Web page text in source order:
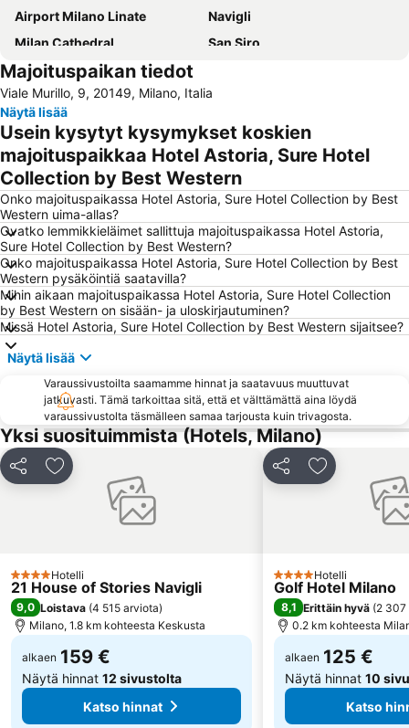
Airport Milano Linate
Navigli
Milan Cathedral
San Siro
Duomo Metro Station
Piazza del Duomo
Porta Venezia
San Siro Stadio Metro Station
Fiera Milano - Rho
Autodromo Nazionale Monza
Stadio Giuseppe Meazza
Milano Santa Giulia
Corso Buenos Aires
Cadorna – Triennale Metro Station
Stazione di Bergamo
Centro Storico
Museo del Duomo di Milano
Isola
Centro Direzionale di Milano
Assago Milanofiori Forum Metro Station
FieraMilano
Porta Garibaldi
Santa Maria delle Grazie
Garibaldi Metro Station
Porta Nuova
Porta Romana
Teatro alla Scala
Rogoredo
Parco Sempione
Naviglio Grande
Missori Metro Station
Brenta Metro Station
Corvetto Metro Station
Duomo di Como
Lotto - Fieramilanocity Metro Station
Milano Certosa
10 Corso Como
Majoituspaikan tiedot
Viale Murillo, 9, 20149, Milano, Italia
Näytä lisää
Usein kysytyt kysymykset koskien
majoituspaikkaa Hotel Astoria, Sure Hotel
Collection by Best Western
Onko majoituspaikassa Hotel Astoria, Sure Hotel Collection by Best
Western uima-allas?
Ovatko lemmikkieläimet sallittuja majoituspaikassa Hotel Astoria,
Sure Hotel Collection by Best Western?
Onko majoituspaikassa Hotel Astoria, Sure Hotel Collection by Best
Western pysäköintiä saatavilla?
Mihin aikaan majoituspaikassa Hotel Astoria, Sure Hotel Collection
by Best Western on sisään- ja uloskirjautuminen?
Missä Hotel Astoria, Sure Hotel Collection by Best Western sijaitsee?
Näytä lisää
Varaussivustoilta saamamme hinnat ja saatavuus muuttuvat
jatkuvasti. Tämä tarkoittaa sitä, että et välttämättä aina löydä
varaussivustolta täsmälleen samaa tarjousta kuin trivagosta.
Yksi suosituimmista (Hotels, Milano)
Jaa Lisää suosikkeihin
4 Tähtiluokitus
Hotelli
21 House of Stories Navigli
9,0 Loistava (4 515 arviota)
Milano, 1.8 km kohteesta Keskusta
alkaen 159 €
Näytä hinnat 12 sivustolta
Katso hinnat
Jaa Lisää
4 Tähtiluokitus
Hotelli
Golf Hotel Milano
8,1 Erittäin hyvä (2 307
0.2 km kohteesta
alkaen 125 €
Näytä hinnat 10
Katso